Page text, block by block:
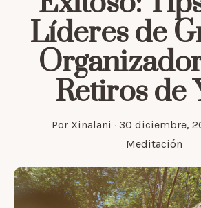
Líderes de
Retiros de
Por Xinalani · 30 diciembre,
Meditación